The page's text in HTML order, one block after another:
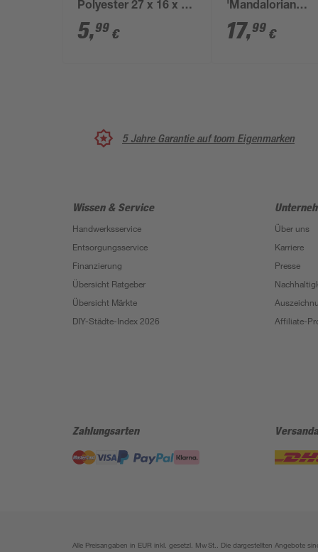
Polyester 27 x 16 x 7
cm
5,99 €
'Mandalorian
Grogu/The Child'
mintgrün/
17,99 €
5 Jahre Garantie auf toom Eigenmarken
Wissen & Service
Handwerksservice
Entsorgungsservice
Finanzierung
Übersicht Ratgeber
Übersicht Märkte
DIY-Städte-Index 2026
Über uns
Karriere
Presse
Affiliate-
Zahlungsarten
Alle Preisangaben in EUR inkl. gesetzl. MwSt.. Die dargestellten Angebote